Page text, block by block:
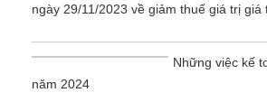
ngày 29/11/2023 về giảm thuế giá trị giá
Những việc kế
năm 2024